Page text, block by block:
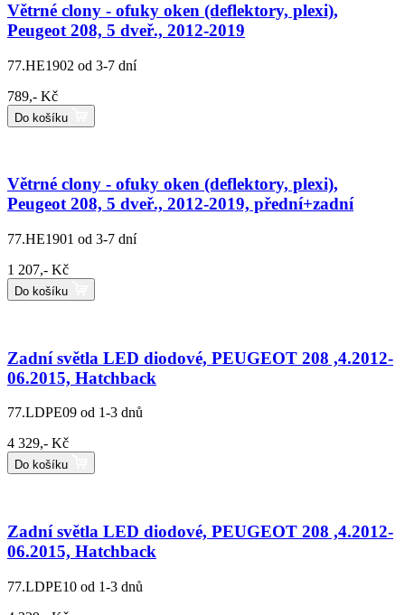
Větrné clony - ofuky oken (deflektory, plexi),
Peugeot 208, 5 dveř., 2012-2019
77.HE1902 od 3-7 dní
789,- Kč
Do košíku
Větrné clony - ofuky oken (deflektory, plexi),
Peugeot 208, 5 dveř., 2012-2019, přední+zadní
77.HE1901 od 3-7 dní
1 207,- Kč
Do košíku
Zadní světla LED diodové, PEUGEOT 208 ,4.2012-
06.2015, Hatchback
77.LDPE09 od 1-3 dnů
4 329,- Kč
Do košíku
Zadní světla LED diodové, PEUGEOT 208 ,4.2012-
06.2015, Hatchback
77.LDPE10 od 1-3 dnů